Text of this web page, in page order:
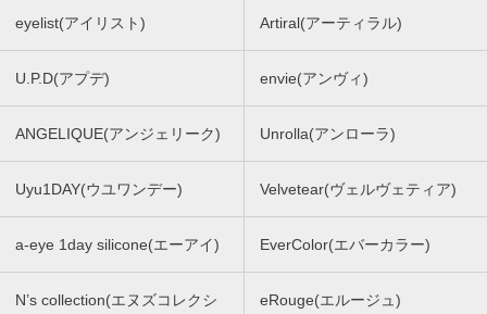
eyelist(アイリスト) Artiral(アーティラル)
U.P.D(アプデ) envie(アンヴィ)
ANGELIQUE(アンジェリーク) Unrolla(アンローラ)
Uyu1DAY(ウユワンデー) Velvetear(ヴェルヴェティア)
a-eye 1day silicone(エーアイ) EverColor(エバーカラー)
N’s collection(エヌズコレクシ
eRouge(エルージュ)